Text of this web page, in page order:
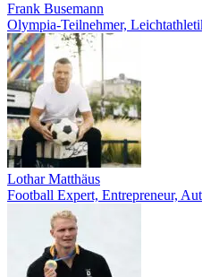
Frank Busemann
Olympia-Teilnehmer,
Lothar Matthäus
Football Expert, Entrepreneur,